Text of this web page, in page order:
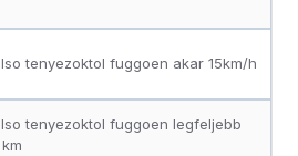
tenyezoktol fuggoen akar 15km/h
tenyezoktol fuggoen legfeljebb